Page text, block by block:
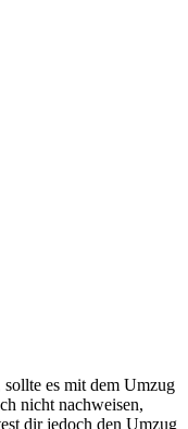
es mit dem Umzug
nicht nachweisen,
dir jedoch den Umzug